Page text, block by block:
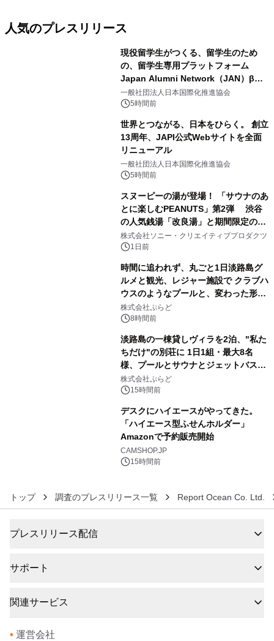
人気のプレスリリース
現役留学生がつくる、留学生のため
の、留学生専用プラットフォーム
Japan Alumni Network（JAN）β版
をリリース
一般社団法人日本国際化推進協会
5時間前
世界とつながる、日本をひらく。 創立
13周年、JAPI公式Webサイトを全面
リニューアル
一般社団法人日本国際化推進協会
5時間前
スヌーピーの湯が登場！ 「サウナのあ
とに楽しむPEANUTS」第2弾 渋谷
の人気銭湯「改良湯」と期間限定のコ
ラボレーション サウナイキタイコラ
ボグッズも発売決定！
株式会社ソニー・クリエイティブプロダクツ
1日前
時間に追われず、丸ごと1日淡路島グ
ルメと観光、レジャー施設で クラブハ
ウスのようなプールと、変わった形の
サウナも 「THE BOXY AWAJI」のお
得な素泊まり連泊プランで
株式会社ぷらど
8時間前
淡路島の一棟貸しヴィラを2泊、"私た
ちだけ"の別荘に 1日1組・最大8名
様、プールとサウナとジェットバス付
きで Villa Mon Temps AWAJIの連泊
素泊りプラン
株式会社ぷらど
15時間前
デスクにハイエースがやってきた。
「ハイエース型ふせんホルダー」
Amazonで予約販売開始
CAMSHOP.JP
15時間前
トップ 調査のプレスリリース一覧 Report Ocean Co. Ltd.
プレスリリース配信
サポート
関連サービス
• 運営会社